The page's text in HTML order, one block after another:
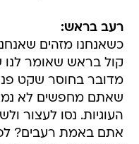
רעב בראש:
כשאנחנו מזהים
קול בראש שאומר לנו
מדובר בחוסר שקט
שאתם מחפשים לא
העוגיות. נסו לעצור
אתם באמת רעבים?